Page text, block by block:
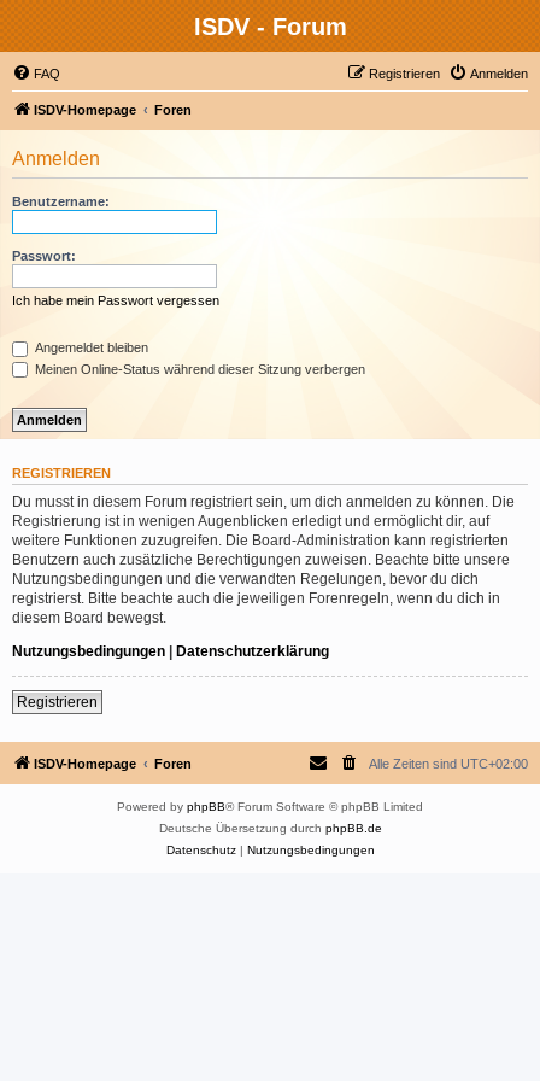
ISDV - Forum
FAQ Anmelden
Registrieren
ISDV-Homepage Foren
Anmelden
Benutzername:
Passwort:
Ich habe mein Passwort vergessen
Angemeldet bleiben
Meinen Online-Status während dieser Sitzung verbergen
REGISTRIEREN
Du musst in diesem Forum registriert sein, um dich anmelden zu können. Die
Registrierung ist in wenigen Augenblicken erledigt und ermöglicht dir, auf
weitere Funktionen zuzugreifen. Die Board-Administration kann registrierten
Benutzern auch zusätzliche Berechtigungen zuweisen. Beachte bitte unsere
Nutzungsbedingungen und die verwandten Regelungen, bevor du dich
registrierst. Bitte beachte auch die jeweiligen Forenregeln, wenn du dich in
diesem Board bewegst.
Nutzungsbedingungen | Datenschutzerklärung
Registrieren
ISDV-Homepage Foren Alle Zeiten sind UTC+02:00
Powered by phpBB® Forum Software © phpBB Limited
Deutsche Übersetzung durch phpBB.de
Datenschutz| Nutzungsbedingungen